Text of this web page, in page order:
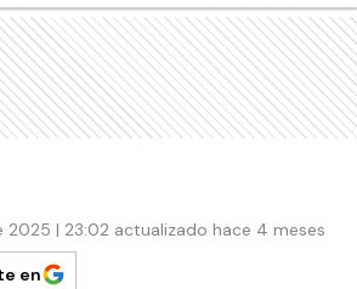
2025 | 23:02 actualizado hace 4 meses
en